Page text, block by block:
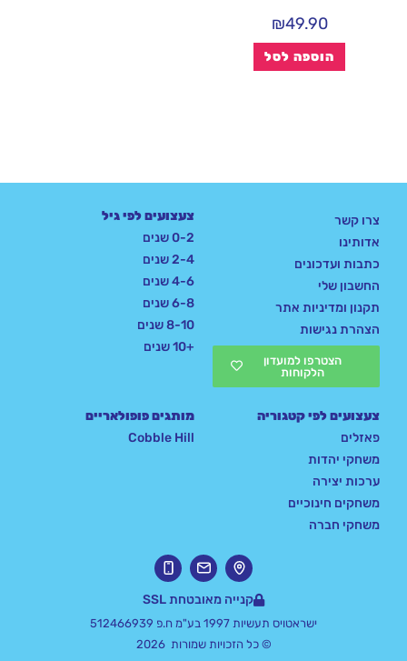
₪49.90
הוספה לסל
צרו קשר
אדותינו
כתבות ועדכונים
החשבון שלי
תקנון ומדיניות אתר
הצהרת נגישות
הצטרפו למועדון
הלקוחות
צעצועים לפי גיל
0-2 שנים
2-4 שנים
4-6 שנים
6-8 שנים
8-10 שנים
+10 שנים
צעצועים לפי קטגוריה
פאזלים
משחקי יהדות
ערכות יצירה
משחקים חינוכיים
משחקי חברה
מותגים פופולאריים
Cobble Hill
קנייה מאובטחת SSL
ישראטויס תעשיות 1997 בע"מ ח.פ 512466939
© כל הזכויות שמורות 2026